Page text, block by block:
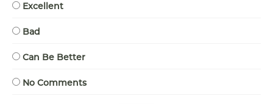
Excellent
Bad
Can Be Better
No Comments